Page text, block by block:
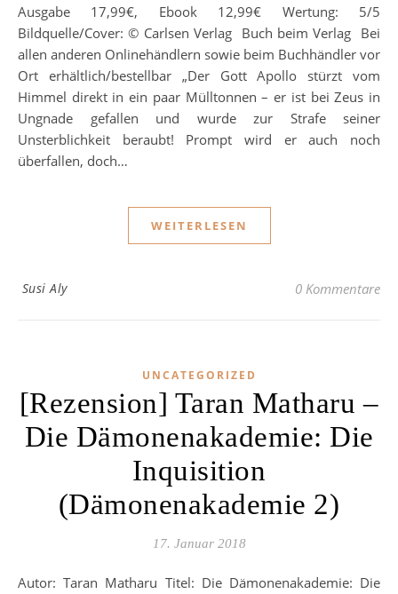
Ausgabe 17,99€, Ebook 12,99€ Wertung: 5/5
Bildquelle/Cover: © Carlsen Verlag Buch beim Verlag Bei
allen anderen Onlinehändlern sowie beim Buchhändler vor
Ort erhältlich/bestellbar „Der Gott Apollo stürzt vom
Himmel direkt in ein paar Mülltonnen – er ist bei Zeus in
Ungnade gefallen und wurde zur Strafe seiner
Unsterblichkeit beraubt! Prompt wird er auch noch
überfallen, doch…
WEITERLESEN
Susi Aly 0 Kommentare
UNCATEGORIZED
[Rezension] Taran Matharu –
Die Dämonenakademie: Die
Inquisition
(Dämonenakademie 2)
17. Januar 2018
Autor: Taran Matharu Titel: Die Dämonenakademie: Die